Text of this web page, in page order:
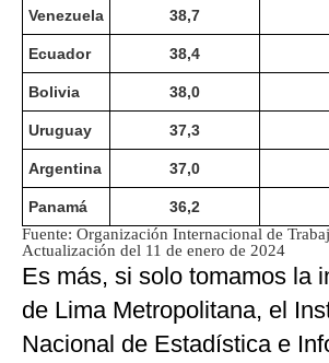
Venezuela 38,7
Ecuador 38,4
Bolivia 38,0
Uruguay 37,3
Argentina 37,0
Panamá 36,2
Fuente: Organización Internacional de
Actualización del 11 de enero de 2024
Es más, si solo tomamos la
de Lima Metropolitana, el
Nacional de Estadística e